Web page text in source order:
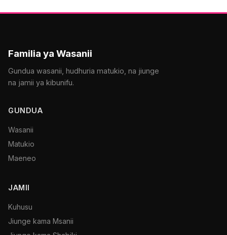
Familia ya Wasanii
Gundua wasanii, hudhuria matukio, na jiunge
na jamii ya kibunifu.
GUNDUA
Wasanii
Matukio
Maeneo
JAMII
Kuhusu
Jiunge kama Msanii